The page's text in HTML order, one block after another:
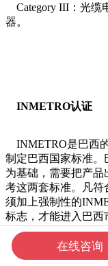
Category III：光缆
器。
INMETRO认证
INMETRO是巴西
制定巴西国家标准。
为基础，需要把产
考这两套标准。凡符
须加上强制性的
标志，才能进入巴西
INMETRO是巴西
在线咨询